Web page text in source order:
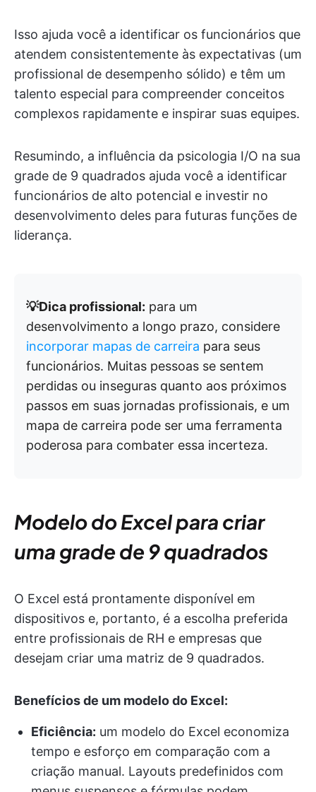
Isso ajuda você a identificar os funcionários que
atendem consistentemente às expectativas (um
profissional de desempenho sólido) e têm um
talento especial para compreender conceitos
complexos rapidamente e inspirar suas equipes.
Resumindo, a influência da psicologia I/O na sua
grade de 9 quadrados ajuda você a identificar
funcionários de alto potencial e investir no
desenvolvimento deles para futuras funções de
liderança.
💡Dica profissional: para um
desenvolvimento a longo prazo, considere
incorporar mapas de carreira para seus
funcionários. Muitas pessoas se sentem
perdidas ou inseguras quanto aos próximos
passos em suas jornadas profissionais, e um
mapa de carreira pode ser uma ferramenta
poderosa para combater essa incerteza.
Modelo do Excel para criar
uma grade de 9 quadrados
O Excel está prontamente disponível em
dispositivos e, portanto, é a escolha preferida
entre profissionais de RH e empresas que
desejam criar uma matriz de 9 quadrados.
Benefícios de um modelo do Excel:
Eficiência: um modelo do Excel economiza
tempo e esforço em comparação com a
criação manual. Layouts predefinidos com